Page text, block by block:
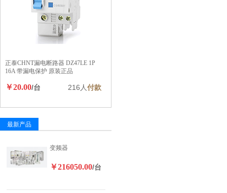
正泰CHNT漏电断路器 DZ47LE 1P
16A 带漏电保护 原装正品
￥20.00/台 216人付款
最新产品
变频器
￥216050.00/台